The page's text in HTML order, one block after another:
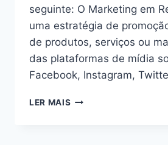
seguinte: O Marketing em
uma estratégia de
de produtos, serviços ou
das plataformas de mídia
Facebook, Instagram,
LER MAIS DOMINE